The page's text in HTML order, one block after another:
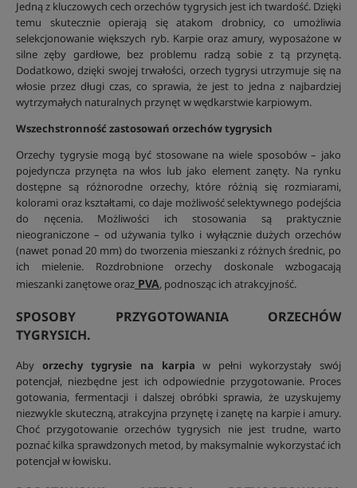
Jedną z kluczowych cech orzechów tygrysich jest ich twardość. Dzięki
temu skutecznie opierają się atakom drobnicy, co umożliwia
selekcjonowanie większych ryb. Karpie oraz amury, wyposażone w
silne zęby gardłowe, bez problemu radzą sobie z tą przynętą.
Dodatkowo, dzięki swojej trwałości, orzech tygrysi utrzymuje się na
włosie przez długi czas, co sprawia, że jest to jedna z najbardziej
wytrzymałych naturalnych przynęt w wędkarstwie karpiowym.
Wszechstronność zastosowań orzechów tygrysich
Orzechy tygrysie mogą być stosowane na wiele sposobów – jako
pojedyncza przynęta na włos lub jako element zanęty. Na rynku
dostępne są różnorodne orzechy, które różnią się rozmiarami,
kolorami oraz kształtami, co daje możliwość selektywnego podejścia
do nęcenia. Możliwości ich stosowania są praktycznie
nieograniczone – od używania tylko i wyłącznie dużych orzechów
(nawet ponad 20 mm) do tworzenia mieszanki z różnych średnic, po
ich mielenie. Rozdrobnione orzechy doskonale wzbogacają
mieszanki zanętowe oraz PVA, podnosząc ich atrakcyjność.
SPOSOBY PRZYGOTOWANIA ORZECHÓW
TYGRYSICH.
Aby orzechy tygrysie na karpia w pełni wykorzystały swój
potencjał, niezbędne jest ich odpowiednie przygotowanie. Proces
gotowania, fermentacji i dalszej obróbki sprawia, że uzyskujemy
niezwykle skuteczną, atrakcyjna przynętę i zanętę na karpie i amury.
Choć przygotowanie orzechów tygrysich nie jest trudne, warto
poznać kilka sprawdzonych metod, by maksymalnie wykorzystać ich
potencjał w łowisku.